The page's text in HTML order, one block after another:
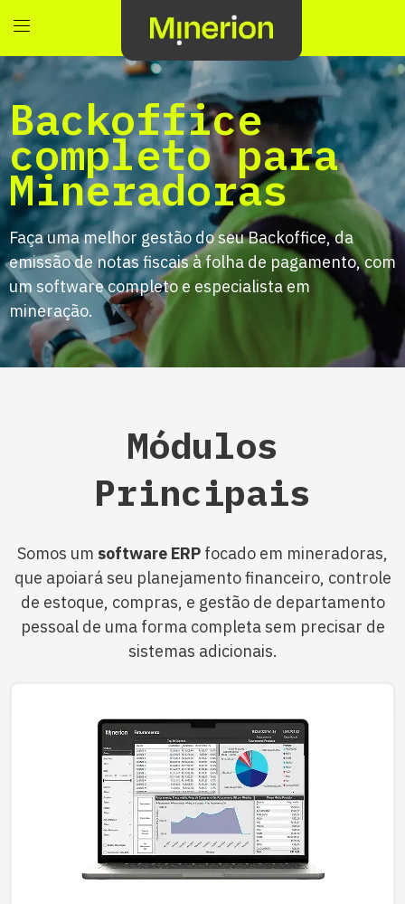
Backoffice
completo para
Mineradoras
Faça uma melhor gestão do seu Backoffice, da
emissão de notas fiscais à folha de pagamento, com
um software completo e especialista em
mineração.
Módulos
Principais
Somos um software ERP focado em mineradoras,
que apoiará seu planejamento financeiro, controle
de estoque, compras, e gestão de departamento
pessoal de uma forma completa sem precisar de
sistemas adicionais.